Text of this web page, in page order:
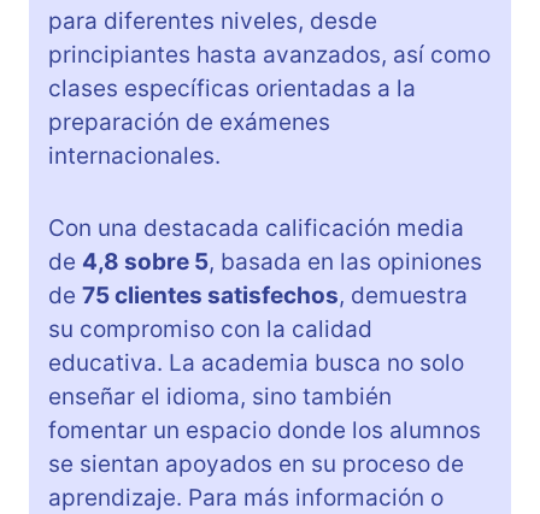
para diferentes niveles, desde
principiantes hasta avanzados, así como
clases específicas orientadas a la
preparación de exámenes
internacionales.
Con una destacada calificación media
de 4,8 sobre 5, basada en las opiniones
de 75 clientes satisfechos, demuestra
su compromiso con la calidad
educativa. La academia busca no solo
enseñar el idioma, sino también
fomentar un espacio donde los alumnos
se sientan apoyados en su proceso de
aprendizaje. Para más información o